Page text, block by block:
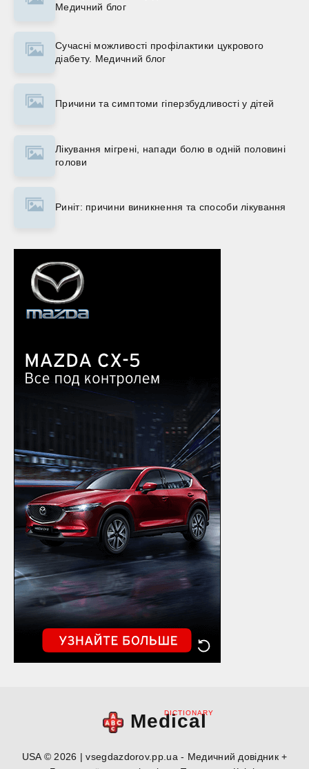
Медичний блог
Сучасні можливості профілактики цукрового
діабету. Медичний блог
Причини та симптоми гіперзбудливості у дітей
Лікування мігрені, напади болю в одній половині
голови
Риніт: причини виникнення та способи лікування
Medical
DICTIONARY
USA © 2026 | vsegdazdorov.pp.ua - Медичний довідник +